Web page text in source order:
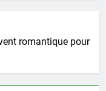
romantique pour